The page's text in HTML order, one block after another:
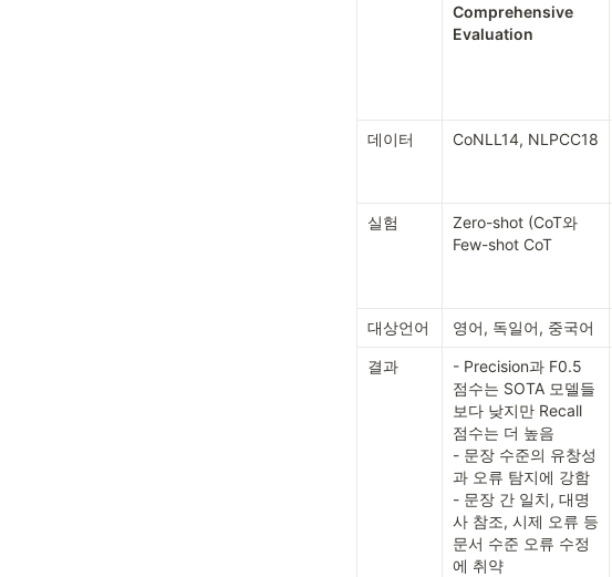
Comprehensive
Evaluation
데이터 CoNLL14, NLPCC18
실험
Zero-shot (CoT와
Few-shot CoT
대상언어 영어, 독일어, 중국어
결과
- Precision과 F0.5
점수는 SOTA 모델들
보다 낮지만 Recall
점수는 더 높음
- 문장 수준의 유창성
과 오류 탐지에 강함
- 문장 간 일치, 대명
사 참조, 시제 오류 등
문서 수준 오류 수정
에 취약